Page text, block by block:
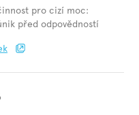
pro cizí moc:
před odpovědností